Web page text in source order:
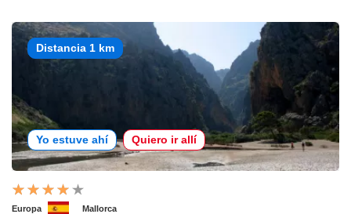
Distancia 1 km
Yo estuve ahí Quiero ir allí
Europa Mallorca